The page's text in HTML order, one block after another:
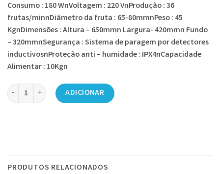
Consumo : 180 WnVoltagem : 220 VnProdução : 36
frutas/minnDiâmetro da fruta : 65-80mmnPeso : 45
KgnDimensões : Altura – 650mmn Largura- 420mmn Fundo
– 320mmnSegurança : Sistema de paragem por detectores
inductivosnProteção anti – humidade : IPX4nCapacidade
Alimentar : 10Kgn
Quantidade de Máquina de Sumo de Laranja Natural Zunatur
ADICIONAR
PRODUTOS RELACIONADOS